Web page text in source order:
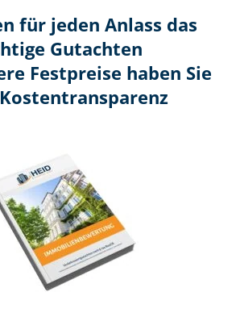
für jeden Anlass das
Gutachten
Festpreise haben Sie